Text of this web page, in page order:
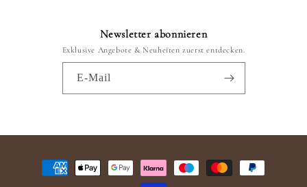
Newsletter abonnieren
Exklusive Angebote & Neuheiten zuerst entdecken.
E-Mail
Zahlungsmethoden